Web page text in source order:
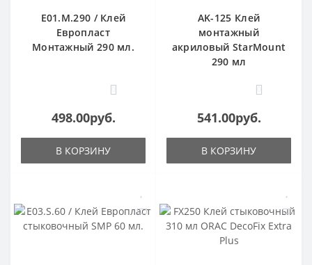
E01.M.290 / Клей
Европласт
Монтажный 290 мл.
0
498.00руб.
В КОРЗИНУ
AK-125 Клей
монтажный
акриловый StarMount
290 мл
0
541.00руб.
В КОРЗИНУ